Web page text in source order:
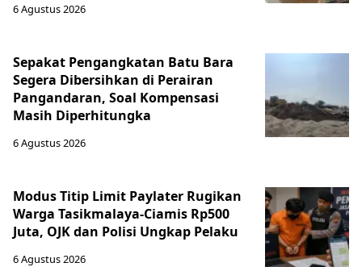
6 Agustus 2026
Sepakat Pengangkatan Batu Bara
Segera Dibersihkan di Perairan
Pangandaran, Soal Kompensasi
Masih Diperhitungka
6 Agustus 2026
Modus Titip Limit Paylater Rugikan
Warga Tasikmalaya-Ciamis Rp500
Juta, OJK dan Polisi Ungkap Pelaku
6 Agustus 2026